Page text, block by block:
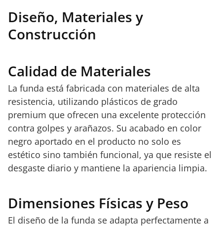
Diseño, Materiales y
Construcción
Calidad de Materiales
La funda está fabricada con materiales de alta
resistencia, utilizando plásticos de grado
premium que ofrecen una excelente protección
contra golpes y arañazos. Su acabado en color
negro aportado en el producto no solo es
estético sino también funcional, ya que resiste el
desgaste diario y mantiene la apariencia limpia.
Dimensiones Físicas y Peso
El diseño de la funda se adapta perfectamente a